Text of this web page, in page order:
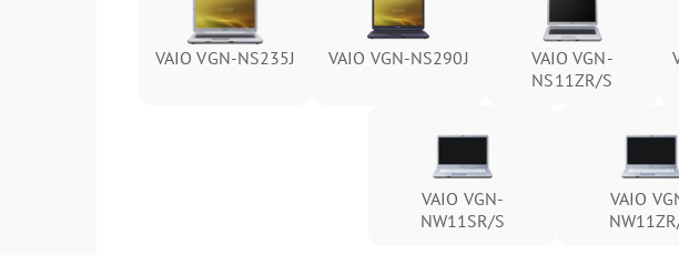
VAIO VGN-NS235J VAIO VGN-NS290J
VAIO VGN-
NS11ZR/S
VAIO VGN-
NW11SR/S
VAIO